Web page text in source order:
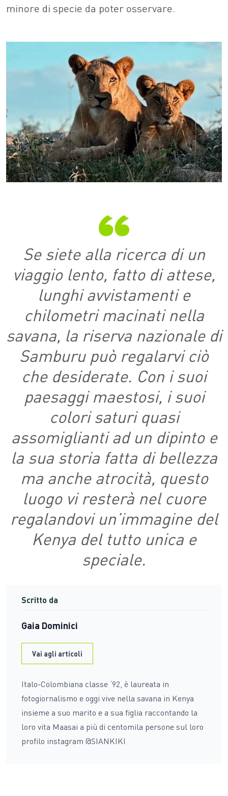
minore di specie da poter osservare.
Se siete alla ricerca di un
viaggio lento, fatto di attese,
lunghi avvistamenti e
chilometri macinati nella
savana, la riserva nazionale di
Samburu può regalarvi ciò
che desiderate. Con i suoi
paesaggi maestosi, i suoi
colori saturi quasi
assomiglianti ad un dipinto e
la sua storia fatta di bellezza
ma anche atrocità, questo
luogo vi resterà nel cuore
regalandovi un’immagine del
Kenya del tutto unica e
speciale.
Scritto da
Gaia Dominici
Vai agli articoli
Italo-Colombiana classe ‘92, è laureata in
fotogiornalismo e oggi vive nella savana in Kenya
insieme a suo marito e a sua figlia raccontando la
loro vita Maasai a più di centomila persone sul loro
profilo instagram @SIANKIKI